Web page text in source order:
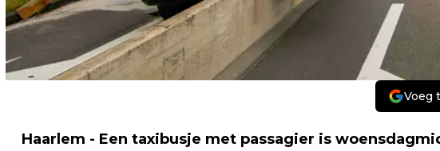
Voeg
Haarlem - Een taxibusje met passagier is